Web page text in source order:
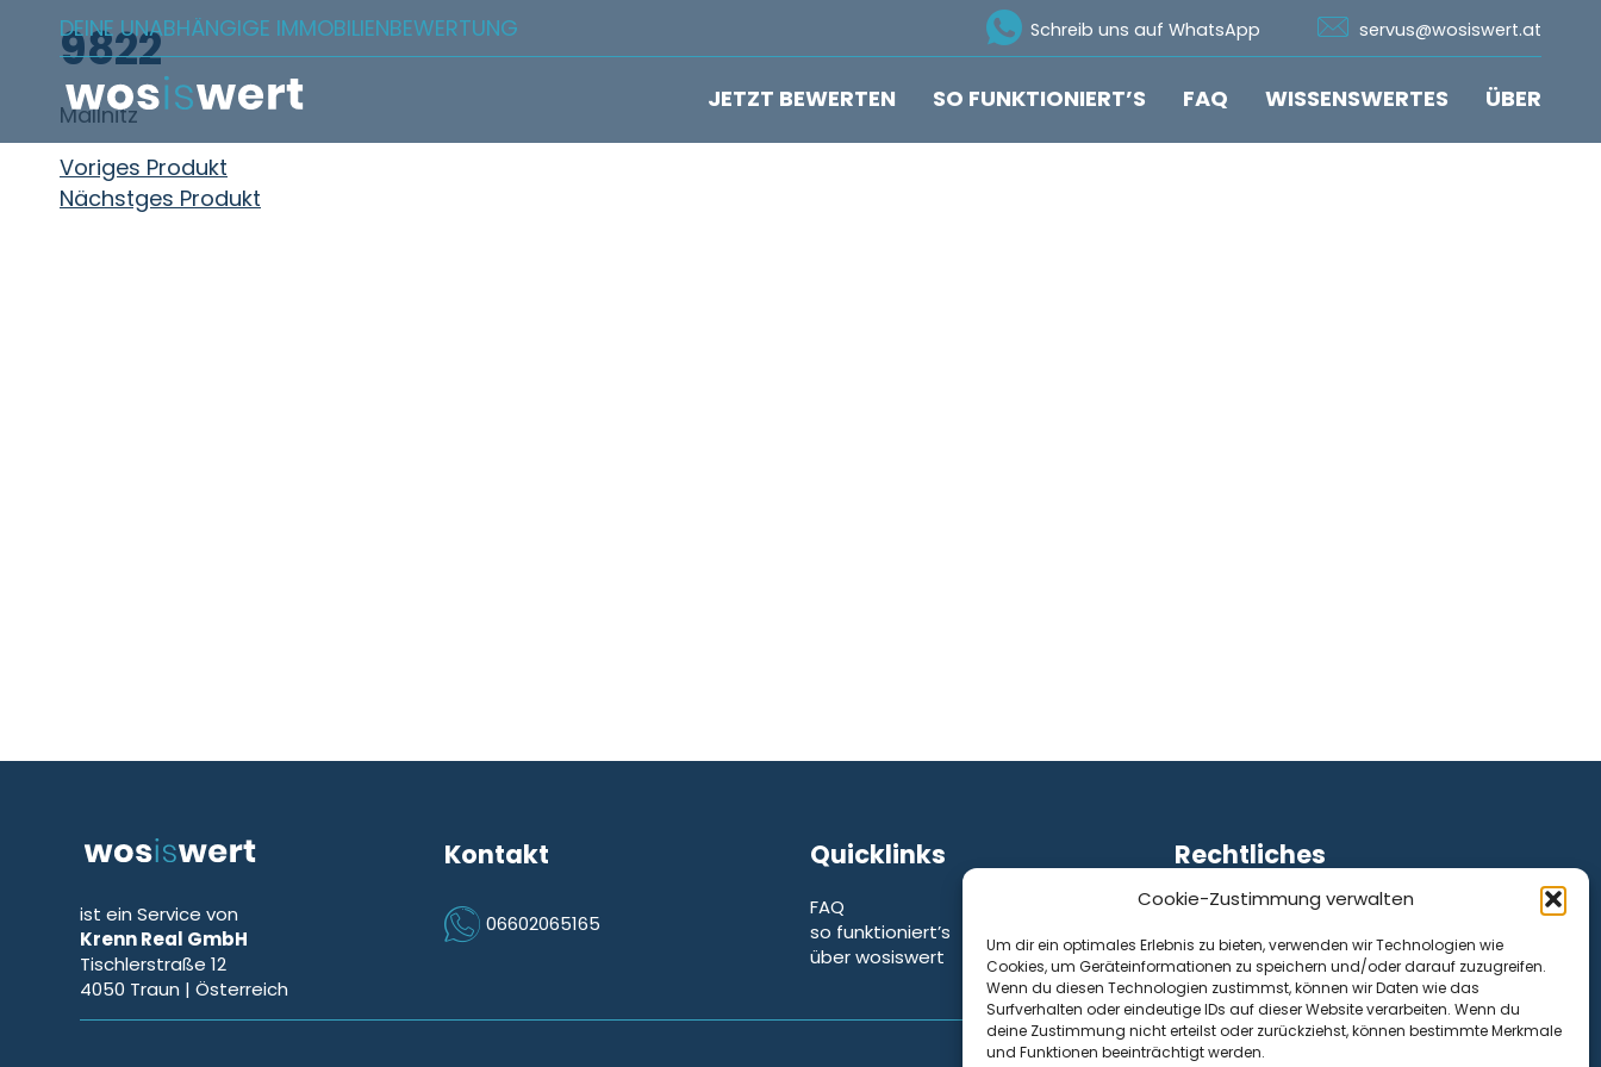
Cookie-Zustimmung verwalten
Um dir ein optimales Erlebnis zu bieten, verwenden wir Technologien wie
Cookies, um Geräteinformationen zu speichern und/oder darauf zuzugreifen.
Wenn du diesen Technologien zustimmst, können wir Daten wie das
Surfverhalten oder eindeutige IDs auf dieser Website verarbeiten. Wenn du
deine Zustimmung nicht erteilst oder zurückziehst, können bestimmte Merkmale
und Funktionen beeinträchtigt werden.
Zum Inhalt springen
DEINE UNABHÄNGIGE IMMOBILIENBEWERTUNG
Schreib uns auf WhatsApp
servus@wosiswert.at
JETZT BEWERTEN SO FUNKTIONIERT’S FAQ WISSENSWERTES ÜBER
9822
Mallnitz
Beitragsnavigation
Voriges Produkt
Nächstges Produkt
ist ein Service von
Krenn Real GmbH
Tischlerstraße 12
4050 Traun | Österreich
Kontakt
Icon Phone
06602065165
Quicklinks
FAQ
so funktioniert’s
über wosiswert
Rechtliches
Impressum
Cookie-Richtlinie (EU)